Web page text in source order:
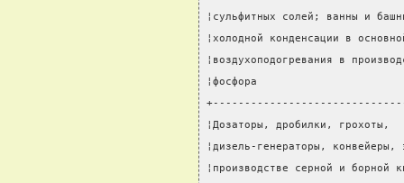
¦сульфитных солей; ванны
¦холодной конденсации в
¦воздухоподогревания в
¦фосфора
¦Дозаторы, дробилки,
¦дизель-генераторы,
¦производстве серной и